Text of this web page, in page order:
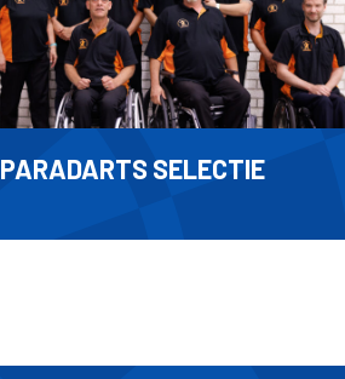
PARADARTS SELECTIE